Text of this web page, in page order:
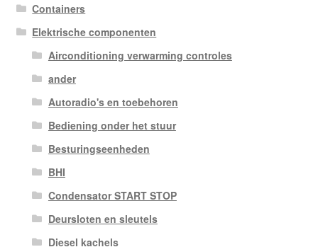
Containers
Elektrische componenten
Airconditioning verwarming controles
ander
Autoradio's en toebehoren
Bediening onder het stuur
Besturingseenheden
BHI
Condensator START STOP
Deursloten en sleutels
Diesel kachels